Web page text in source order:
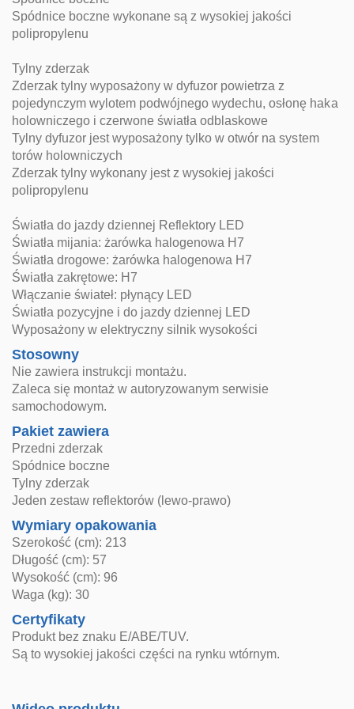
Spódnice boczne wykonane są z wysokiej jakości
polipropylenu
Tylny zderzak
Zderzak tylny wyposażony w dyfuzor powietrza z
pojedynczym wylotem podwójnego wydechu, osłonę haka
holowniczego i czerwone światła odblaskowe
Tylny dyfuzor jest wyposażony tylko w otwór na system
torów holowniczych
Zderzak tylny wykonany jest z wysokiej jakości
polipropylenu
Światła do jazdy dziennej Reflektory LED
Światła mijania: żarówka halogenowa H7
Światła drogowe: żarówka halogenowa H7
Światła zakrętowe: H7
Włączanie świateł: płynący LED
Światła pozycyjne i do jazdy dziennej LED
Wyposażony w elektryczny silnik wysokości
Stosowny
Nie zawiera instrukcji montażu.
Zaleca się montaż w autoryzowanym serwisie
samochodowym.
Pakiet zawiera
Przedni zderzak
Spódnice boczne
Tylny zderzak
Jeden zestaw reflektorów (lewo-prawo)
Wymiary opakowania
Szerokość (cm): 213
Długość (cm): 57
Wysokość (cm): 96
Waga (kg): 30
Certyfikaty
Produkt bez znaku E/ABE/TUV.
Są to wysokiej jakości części na rynku wtórnym.